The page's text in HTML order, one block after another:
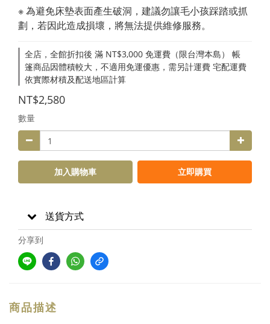
※ 為避免床墊表面產生破洞，建議勿讓毛小孩踩踏或抓
劃，若因此造成損壞，將無法提供維修服務。
全店，全館折扣後 滿 NT$3,000 免運費（限台灣本島） 帳
篷商品因體積較大，不適用免運優惠，需另計運費 宅配運費
依實際材積及配送地區計算
NT$2,580
數量
加入購物車 立即購買
送貨方式
分享到
商品描述